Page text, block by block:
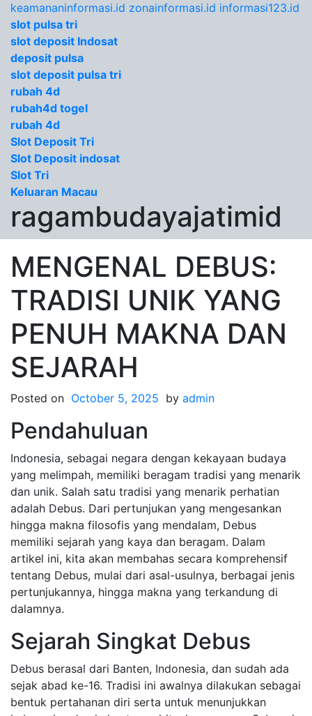
keamananinformasi.id zonainformasi.id informasi123.id
slot pulsa tri
slot deposit Indosat
deposit pulsa
slot deposit pulsa tri
rubah 4d
rubah4d togel
rubah 4d
Slot Deposit Tri
Slot Deposit indosat
Slot Tri
Keluaran Macau
ragambudayajatimid
MENGENAL DEBUS:
TRADISI UNIK YANG
PENUH MAKNA DAN
SEJARAH
Posted on October 5, 2025 by admin
Pendahuluan
Indonesia, sebagai negara dengan kekayaan budaya
yang melimpah, memiliki beragam tradisi yang menarik
dan unik. Salah satu tradisi yang menarik perhatian
adalah Debus. Dari pertunjukan yang mengesankan
hingga makna filosofis yang mendalam, Debus
memiliki sejarah yang kaya dan beragam. Dalam
artikel ini, kita akan membahas secara komprehensif
tentang Debus, mulai dari asal-usulnya, berbagai jenis
pertunjukannya, hingga makna yang terkandung di
dalamnya.
Sejarah Singkat Debus
Debus berasal dari Banten, Indonesia, dan sudah ada
sejak abad ke-16. Tradisi ini awalnya dilakukan sebagai
bentuk pertahanan diri serta untuk menunjukkan